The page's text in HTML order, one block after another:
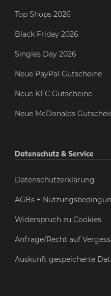
Top Shops 2026
Black Friday 2026
Singles Day 2026
Neue PayPal Gutscheine
Neue KFC Gutscheine
Neue McDonalds
Datenschutz & Service
Datenschutzerklärung
AGBs +
Widerspruch zu Cookies
Anfrage/Recht auf
Auskunft gespeicherte